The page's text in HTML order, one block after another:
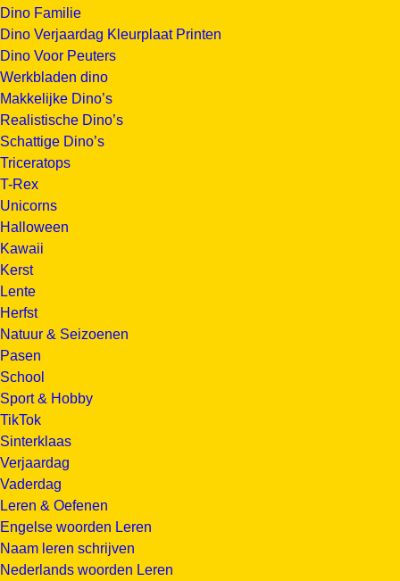
Dino Familie
Dino Verjaardag Kleurplaat Printen
Dino Voor Peuters
Werkbladen dino
Makkelijke Dino’s
Realistische Dino’s
Schattige Dino’s
Triceratops
T-Rex
Unicorns
Halloween
Kawaii
Kerst
Lente
Herfst
Natuur & Seizoenen
Pasen
School
Sport & Hobby
TikTok
Sinterklaas
Verjaardag
Vaderdag
Leren & Oefenen
Engelse woorden Leren
Naam leren schrijven
Nederlands woorden Leren